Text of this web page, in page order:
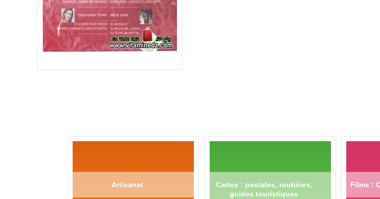
Artisanat
Cartes : postales, routières,
guides touristiques
Films :